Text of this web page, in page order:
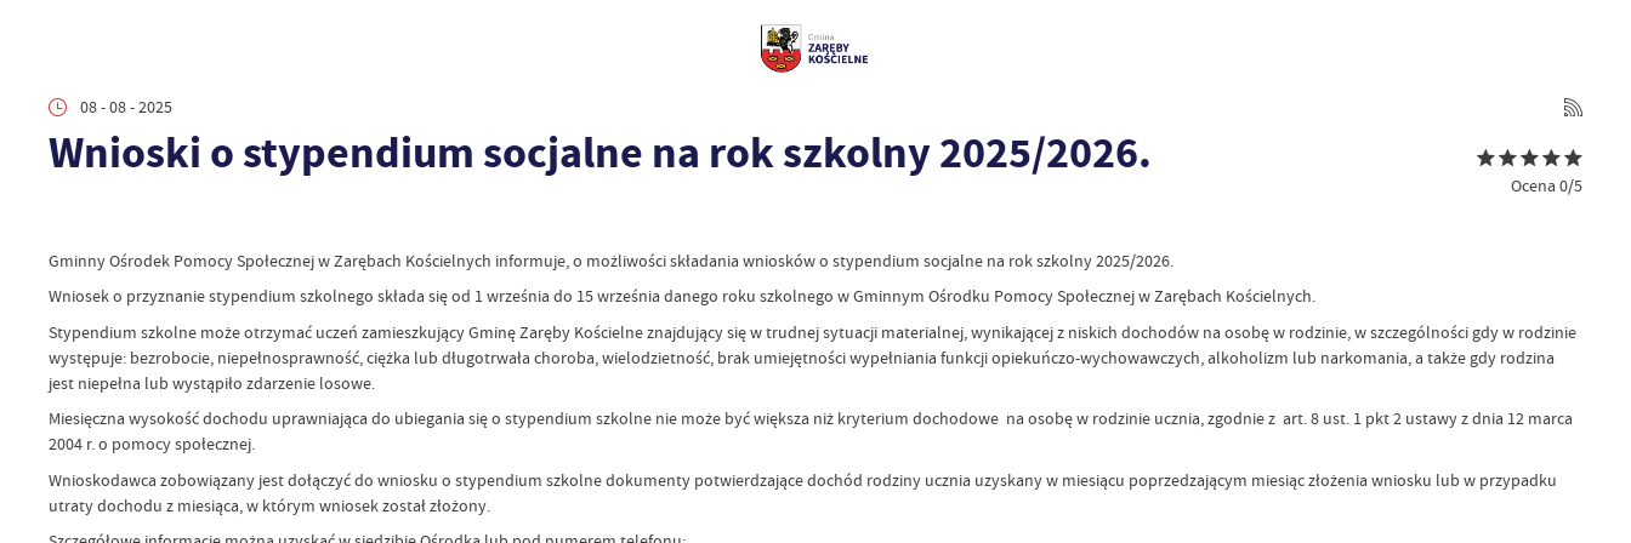
08 - 08 - 2025
Wnioski o stypendium socjalne na rok szkolny 2025/2026.
Ocena 0/5
Gminny Ośrodek Pomocy Społecznej w Zarębach Kościelnych informuje, o możliwości składania wniosków o stypendium socjalne na rok szkolny 2025/2026.
Wniosek o przyznanie stypendium szkolnego składa się od 1 września do 15 września danego roku szkolnego w Gminnym Ośrodku Pomocy Społecznej w Zarębach Kościelnych.
Stypendium szkolne może otrzymać uczeń zamieszkujący Gminę Zaręby Kościelne znajdujący się w trudnej sytuacji materialnej, wynikającej z niskich dochodów na osobę w rodzinie, w szczególności gdy w rodzinie
występuje: bezrobocie, niepełnosprawność, ciężka lub długotrwała choroba, wielodzietność, brak umiejętności wypełniania funkcji opiekuńczo-wychowawczych, alkoholizm lub narkomania, a także gdy rodzina
jest niepełna lub wystąpiło zdarzenie losowe.
Miesięczna wysokość dochodu uprawniająca do ubiegania się o stypendium szkolne nie może być większa niż kryterium dochodowe na osobę w rodzinie ucznia, zgodnie z art. 8 ust. 1 pkt 2 ustawy z dnia 12 marca
2004 r. o pomocy społecznej.
Wnioskodawca zobowiązany jest dołączyć do wniosku o stypendium szkolne dokumenty potwierdzające dochód rodziny ucznia uzyskany w miesiącu poprzedzającym miesiąc złożenia wniosku lub w przypadku
utraty dochodu z miesiąca, w którym wniosek został złożony.